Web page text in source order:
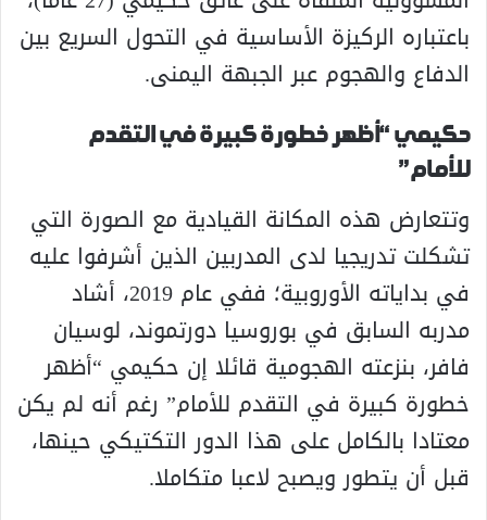
باعتباره الركيزة الأساسية في التحول السريع بين
الدفاع والهجوم عبر الجبهة اليمنى.
حكيمي “أظهر خطورة كبيرة في التقدم
للأمام”
وتتعارض هذه المكانة القيادية مع الصورة التي
تشكلت تدريجيا لدى المدربين الذين أشرفوا عليه
في بداياته الأوروبية؛ ففي عام 2019، أشاد
مدربه السابق في بوروسيا دورتموند، لوسيان
فافر، بنزعته الهجومية قائلا إن حكيمي “أظهر
خطورة كبيرة في التقدم للأمام” رغم أنه لم يكن
معتادا بالكامل على هذا الدور التكتيكي حينها،
قبل أن يتطور ويصبح لاعبا متكاملا.